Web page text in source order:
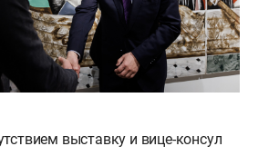
выставку и вице-консул